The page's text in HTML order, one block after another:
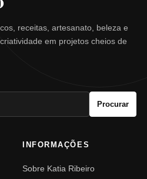
receitas, artesanato, beleza e
em projetos cheios de
Procurar
INFORMAÇÕES
Sobre Katia Ribeiro